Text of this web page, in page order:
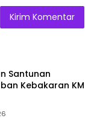
Santunan
Kebakaran KM